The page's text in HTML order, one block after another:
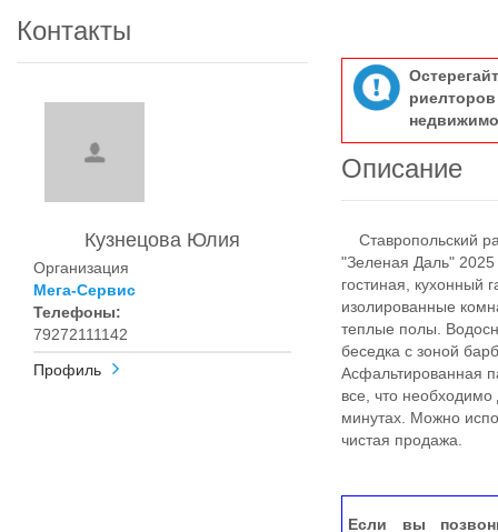
Контакты
Кузнецова Юлия
Организация
Мега-Сервис
Телефоны:
79272111142
Профиль
Описание
Ставропольский
"Зеленая Даль"
гостиная, кухонный
изолированные
теплые полы.
беседка с зоной
Асфальтированная
все, что
минутах. Можно
чистая продажа.
Если вы